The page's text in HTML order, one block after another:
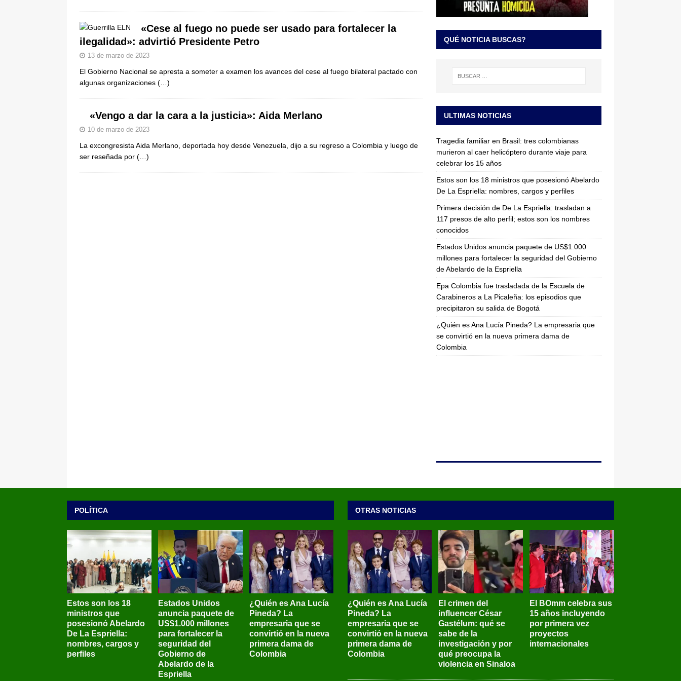
episodios que precipitaron su salida de Bogotá JUDICIALES
«Cese al fuego no puede ser usado para fortalecer la
ilegalidad»: advirtió Presidente Petro
13 de marzo de 2023
El Gobierno Nacional se apresta a someter a examen los avances del cese al fuego bilateral pactado con
algunas organizaciones (…)
«Vengo a dar la cara a la justicia»: Aida Merlano
10 de marzo de 2023
La excongresista Aida Merlano, deportada hoy desde Venezuela, dijo a su regreso a Colombia y luego de
ser reseñada por (…)
QUÉ NOTICIA BUSCAS?
ULTIMAS NOTICIAS
Tragedia familiar en Brasil: tres colombianas
murieron al caer helicóptero durante viaje para
celebrar los 15 años
Estos son los 18 ministros que posesionó Abelardo
De La Espriella: nombres, cargos y perfiles
Primera decisión de De La Espriella: trasladan a
117 presos de alto perfil; estos son los nombres
conocidos
Estados Unidos anuncia paquete de US$1.000
millones para fortalecer la seguridad del Gobierno
de Abelardo de la Espriella
Epa Colombia fue trasladada de la Escuela de
Carabineros a La Picaleña: los episodios que
precipitaron su salida de Bogotá
¿Quién es Ana Lucía Pineda? La empresaria que
se convirtió en la nueva primera dama de
Colombia
POLÍTICA
Estos son los 18
ministros que
posesionó Abelardo
De La Espriella:
nombres, cargos y
perfiles
Estados Unidos
anuncia paquete de
US$1.000 millones
para fortalecer la
seguridad del
Gobierno de
Abelardo de la
Espriella
¿Quién es Ana Lucía
Pineda? La
empresaria que se
convirtió en la nueva
primera dama de
Colombia
OTRAS NOTICIAS
¿Quién es Ana Lucía
Pineda? La
empresaria que se
convirtió en la nueva
primera dama de
Colombia
El crimen del
influencer César
Gastélum: qué se
sabe de la
investigación y por
qué preocupa la
violencia en Sinaloa
El BOmm celebra sus
15 años incluyendo
por primera vez
proyectos
internacionales